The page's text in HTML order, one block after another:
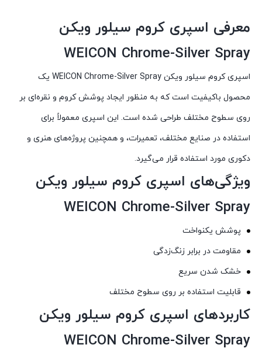
معرفی اسپری کروم سیلور ویکن
WEICON Chrome-Silver Spray
اسپری کروم سیلور ویکن WEICON Chrome-Silver Spray یک
محصول باکیفیت است که به منظور ایجاد پوشش کروم و نقره‌ای بر
روی سطوح مختلف طراحی شده است. این اسپری معمولاً برای
استفاده در صنایع مختلف، تعمیرات، و همچنین پروژه‌های هنری و
دکوری مورد استفاده قرار می‌گیرد.
ویژگی‌های اسپری کروم سیلور ویکن
WEICON Chrome-Silver Spray
پوشش یکنواخت
مقاومت در برابر زنگ‌زدگی
خشک شدن سریع
قابلیت استفاده بر روی سطوح مختلف
کاربردهای اسپری کروم سیلور ویکن
WEICON Chrome-Silver Spray